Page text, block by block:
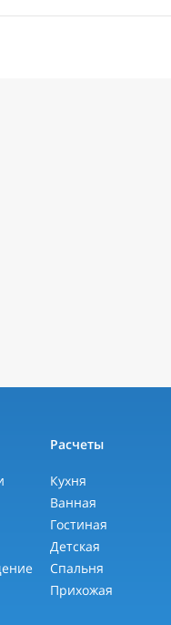
Расчеты
Кухня
Ванная
Гостиная
Детская
Спальня
Прихожая